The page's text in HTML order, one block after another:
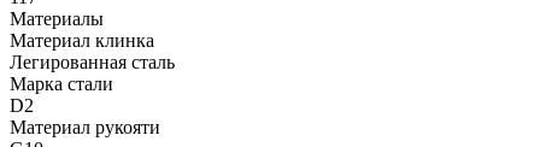
Материалы
Материал клинка
Легированная сталь
Марка стали
D2
Материал рукояти